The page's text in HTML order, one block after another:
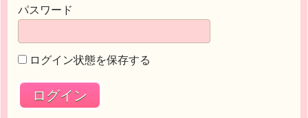
パスワード
ログイン状態を保存する